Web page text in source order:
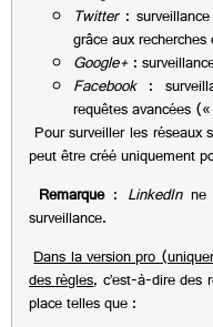
Twitter:
grâce aux
Google+:
Facebook :
requêtes avancées («
Pour surveiller les réseaux
peut être créé uniquement
Remarque: LinkedInne
surveillance.
Dans la version pro
des règles, c’est-à-dire des
place telles que :